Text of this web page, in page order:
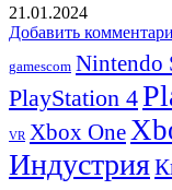
21.01.2024
Добавить
gamescom Nintendo
PlayStation 4
VR Xbox One
Индустрия